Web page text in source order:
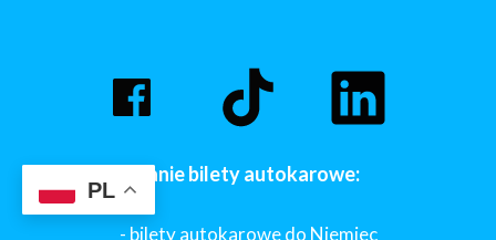
PL
Tanie bilety autokarowe:
- bilety autokarowe do Niemiec